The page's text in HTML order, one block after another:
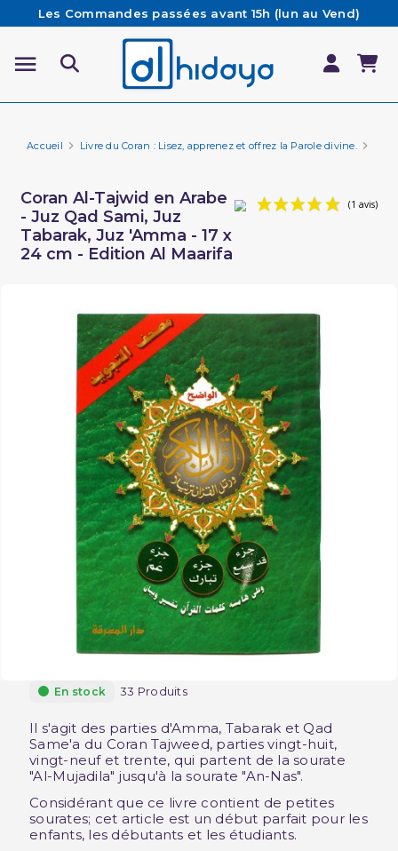
Les Commandes passées avant 15h (lun au Vend)
sont préparées et expédiées le jour même
Besoin d'aide ? Retrouvez notre FAQ
Livraison offerte à partir de 65€ d'achat*
Accueil Livre du Coran : Lisez, apprenez et offrez la Parole divine.
Coran Al-Tajwid en Arabe
- Juz Qad Sami, Juz
Tabarak, Juz 'Amma - 17 x
24 cm - Edition Al Maarifa
En stock 33 Produits
Il s'agit des parties d'Amma, Tabarak et Qad
Same'a du Coran Tajweed, parties vingt-huit,
vingt-neuf et trente, qui partent de la sourate
"Al-Mujadila" jusqu'à la sourate "An-Nas".
Considérant que ce livre contient de petites
sourates; cet article est un début parfait pour les
enfants, les débutants et les étudiants.